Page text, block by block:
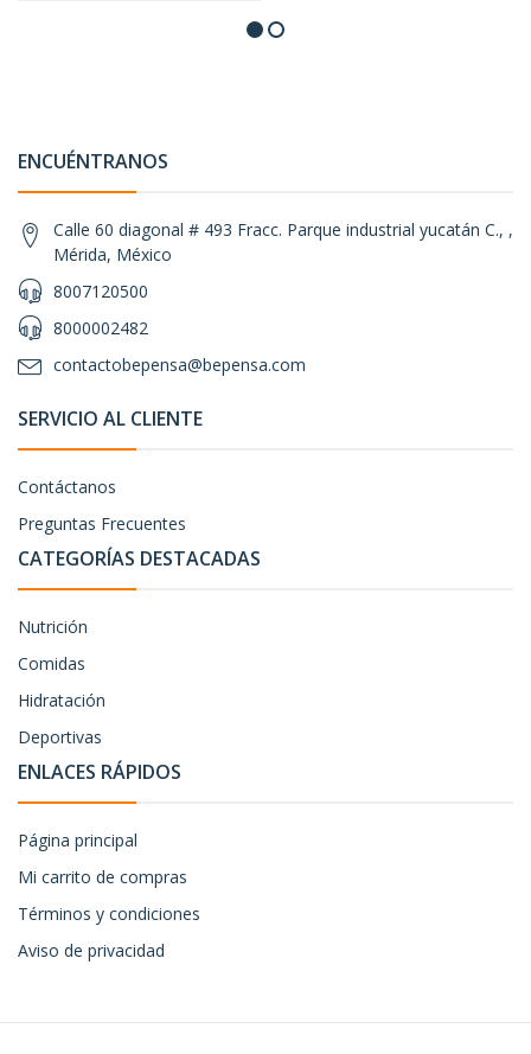
ENCUÉNTRANOS
Calle 60 diagonal # 493 Fracc. Parque industrial yucatán C., ,
Mérida, México
8007120500
8000002482
contactobepensa@bepensa.com
SERVICIO AL CLIENTE
Contáctanos
Preguntas Frecuentes
CATEGORÍAS DESTACADAS
Nutrición
Comidas
Hidratación
Deportivas
ENLACES RÁPIDOS
Página principal
Mi carrito de compras
Términos y condiciones
Aviso de privacidad